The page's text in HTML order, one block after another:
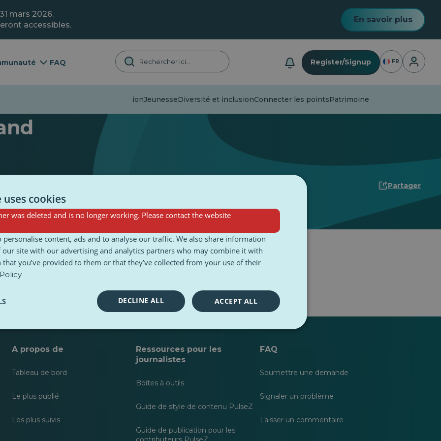
mars 2026.
accessibles.
En savoir plus
FAQ Register/Signup FR
DésinformationJeunesseDiversité et inclusionConnecter les pointsPatrimoine
Partager
A propos de
Tableau de bord
Le plus publié
Les plus suivis
Ressources pour les
journalistes
Boîtes à outils
Guide de style de contenu PulseZ
Guide de publication pour les
FAQ
Soumettre une demande
Signaler un problème
Laisser un commentaire
cookies
was deleted and is no longer working. Please contact the website
personalise content, ads and to analyse our traffic. We also share information
site with our advertising and analytics partners who may combine it with
you’ve provided to them or that they’ve collected from your use of their
ACCEPT ALL
DECLINE ALL